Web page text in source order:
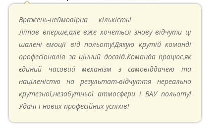
Вражень-неймовірна кількість!
Літав вперше,але вже хочеться знову відчути ці
шалені ємоції від польоту!Дякую крутій команді
професіоналів за цінний досвід.Команда працює,як
єдиний часовий механізм з самовіддачею та
націленістю на результат-відчуття нереально
крутезної,незабутньої атмосфери і ВАУ польоту!
Удачі і нових професійних успіхів!